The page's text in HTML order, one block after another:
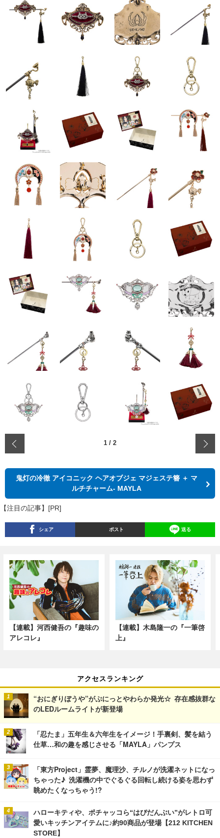
1 / 2
鬼灯の冷徹 アイコニック ヘアオブジェ マジェステ簪 ＋ マ
ルチチャーム- MAYLA
【注目の記事】[PR]
シェア ポスト 送る
【連載】河西健吾の『趣味の
アレコレ』
【連載】木島隆一の『一筆啓
上』
アクセスランキング
“おにぎりぼうや”がぷにっとやわらか発光☆ 存在感抜群な
のLEDルームライトが新登場
「忍たま」五年生＆六年生をイメージ！手裏剣、髪を結う
仕草…和の趣を感じさせる「MAYLA」パンプス
「東方Project」霊夢、魔理沙、チルノが洗濯ネットになっ
ちゃった♪ 洗濯機の中でぐるぐる回転し続ける姿を思わず
眺めたくなっちゃう!?
ハローキティや、ポチャッコら“はぴだんぶい”がレトロ可
愛いキッチンアイテムに♪約90商品が登場【212 KITCHEN
STORE】